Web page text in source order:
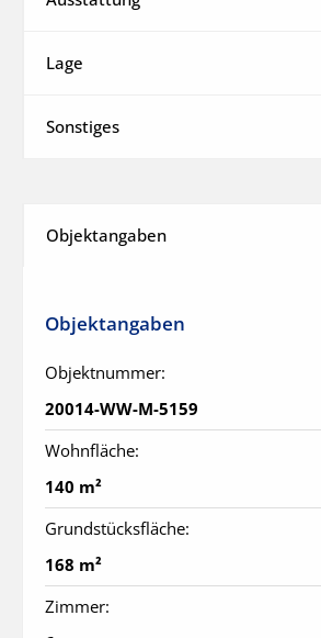
Lage
Sonstiges
Objektangaben
Objektangaben
Objektnummer:
20014-WW-M-5159
Wohnfläche:
140 m²
Grundstücksfläche:
168 m²
Zimmer: